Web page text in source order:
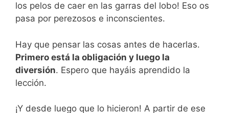
los pelos de caer en las garras del lobo! Eso os
pasa por perezosos e inconscientes.
Hay que pensar las cosas antes de hacerlas.
Primero está la obligación y luego la
diversión. Espero que hayáis aprendido la
lección.
¡Y desde luego que lo hicieron! A partir de ese